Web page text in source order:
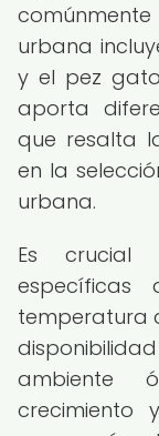
urbana
y el pez
aporta
que resalta
en la
urbana.
Es crucial
temperatura
ambiente
crecimiento